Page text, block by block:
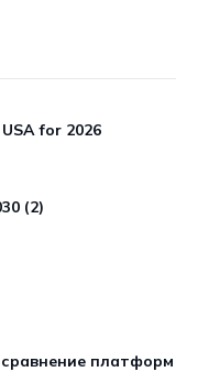
for 2026
(2)
платформ